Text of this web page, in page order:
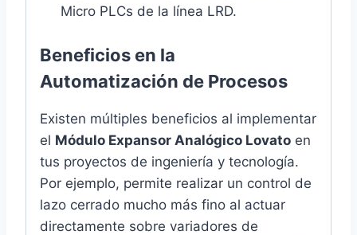
Micro PLCs de la línea LRD.
Beneficios en la
Automatización de Procesos
Existen múltiples beneficios al implementar
el Módulo Expansor Analógico Lovato en
tus proyectos de ingeniería y tecnología.
Por ejemplo, permite realizar un control de
lazo cerrado mucho más fino al actuar
directamente sobre variadores de